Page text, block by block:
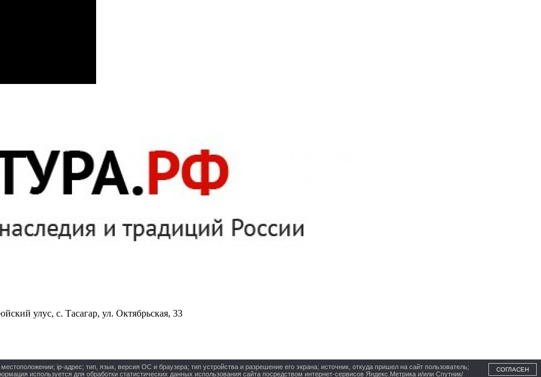
улус, с. Тасагар, ул. Октябрьская, 33
ip-адрес; тип, язык, версия ОС и браузера; тип устройства и разрешение его экрана; источник, откуда пришел на сайт пользователь;
используется для обработки статистических данных использования сайта посредством интернет-сервисов Яндекс.Метрика и/или Спутник/
СОГЛАСЕН